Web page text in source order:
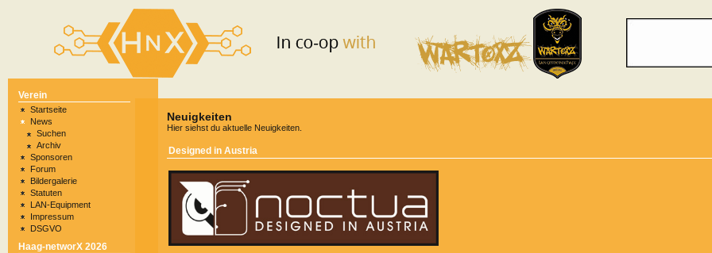
Verein
Startseite
News
Suchen
Archiv
Sponsoren
Forum
Bildergalerie
Statuten
LAN-Equipment
Impressum
DSGVO
Haag-networX 2026
Neuigkeiten
Hier siehst du aktuelle Neuigkeiten.
Designed in Austria